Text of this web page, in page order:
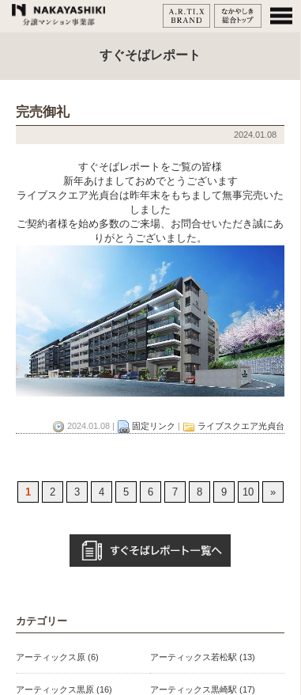
すぐそばレポート
完売御礼
2024.01.08
すぐそばレポートをご覧の皆様
新年あけましておめでとうございます
ライブスクエア光貞台は昨年末をもちまして無事完売いた
しました
ご契約者様を始め多数のご来場、お問合せいただき誠にあ
りがとうございました。
2024.01.08 | 固定リンク | ライブスクエア光貞台
1 2 3 4 5 6 7 8 9 10 »
カテゴリー
アーティックス原 (6) アーティックス若松駅 (13)
アーティックス黒原 (16) アーティックス黒崎駅 (17)